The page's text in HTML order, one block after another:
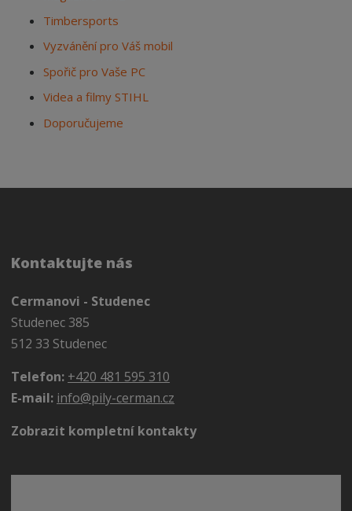
Timbersports
Vyzvánění pro Váš mobil
Spořič pro Vaše PC
Videa a filmy STIHL
Doporučujeme
Kontaktujte nás
Cermanovi - Studenec
Studenec 385
512 33 Studenec
Telefon: +420 481 595 310
E-mail: info@pily-cerman.cz
Zobrazit kompletní kontakty